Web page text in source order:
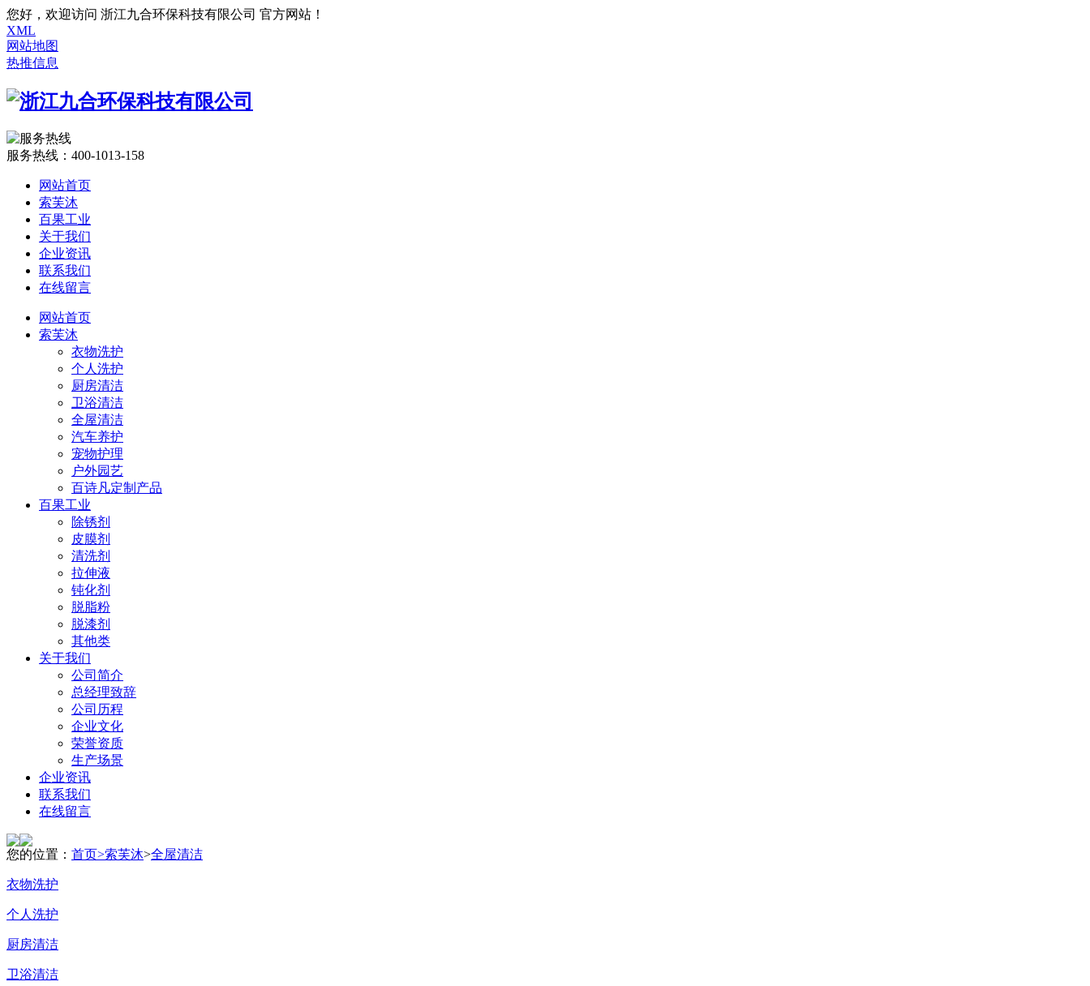
您好，欢迎访问 浙江九合环保科技有限公司 官方网站！
XML
网站地图
热推信息
服务热线： 400-1013-158
网站首页
索芙沐
百果工业
关于我们
企业资讯
联系我们
在线留言
网站首页
索芙沐
衣物洗护
个人洗护
厨房清洁
卫浴清洁
全屋清洁
汽车养护
宠物护理
户外园艺
百诗凡定制产品
百果工业
除锈剂
皮膜剂
清洗剂
拉伸液
钝化剂
脱脂粉
脱漆剂
其他类
关于我们
公司简介
总经理致辞
公司历程
企业文化
荣誉资质
生产场景
企业资讯
联系我们
在线留言
您的位置： 首页>索芙沐>全屋清洁
衣物洗护
个人洗护
厨房清洁
卫浴清洁